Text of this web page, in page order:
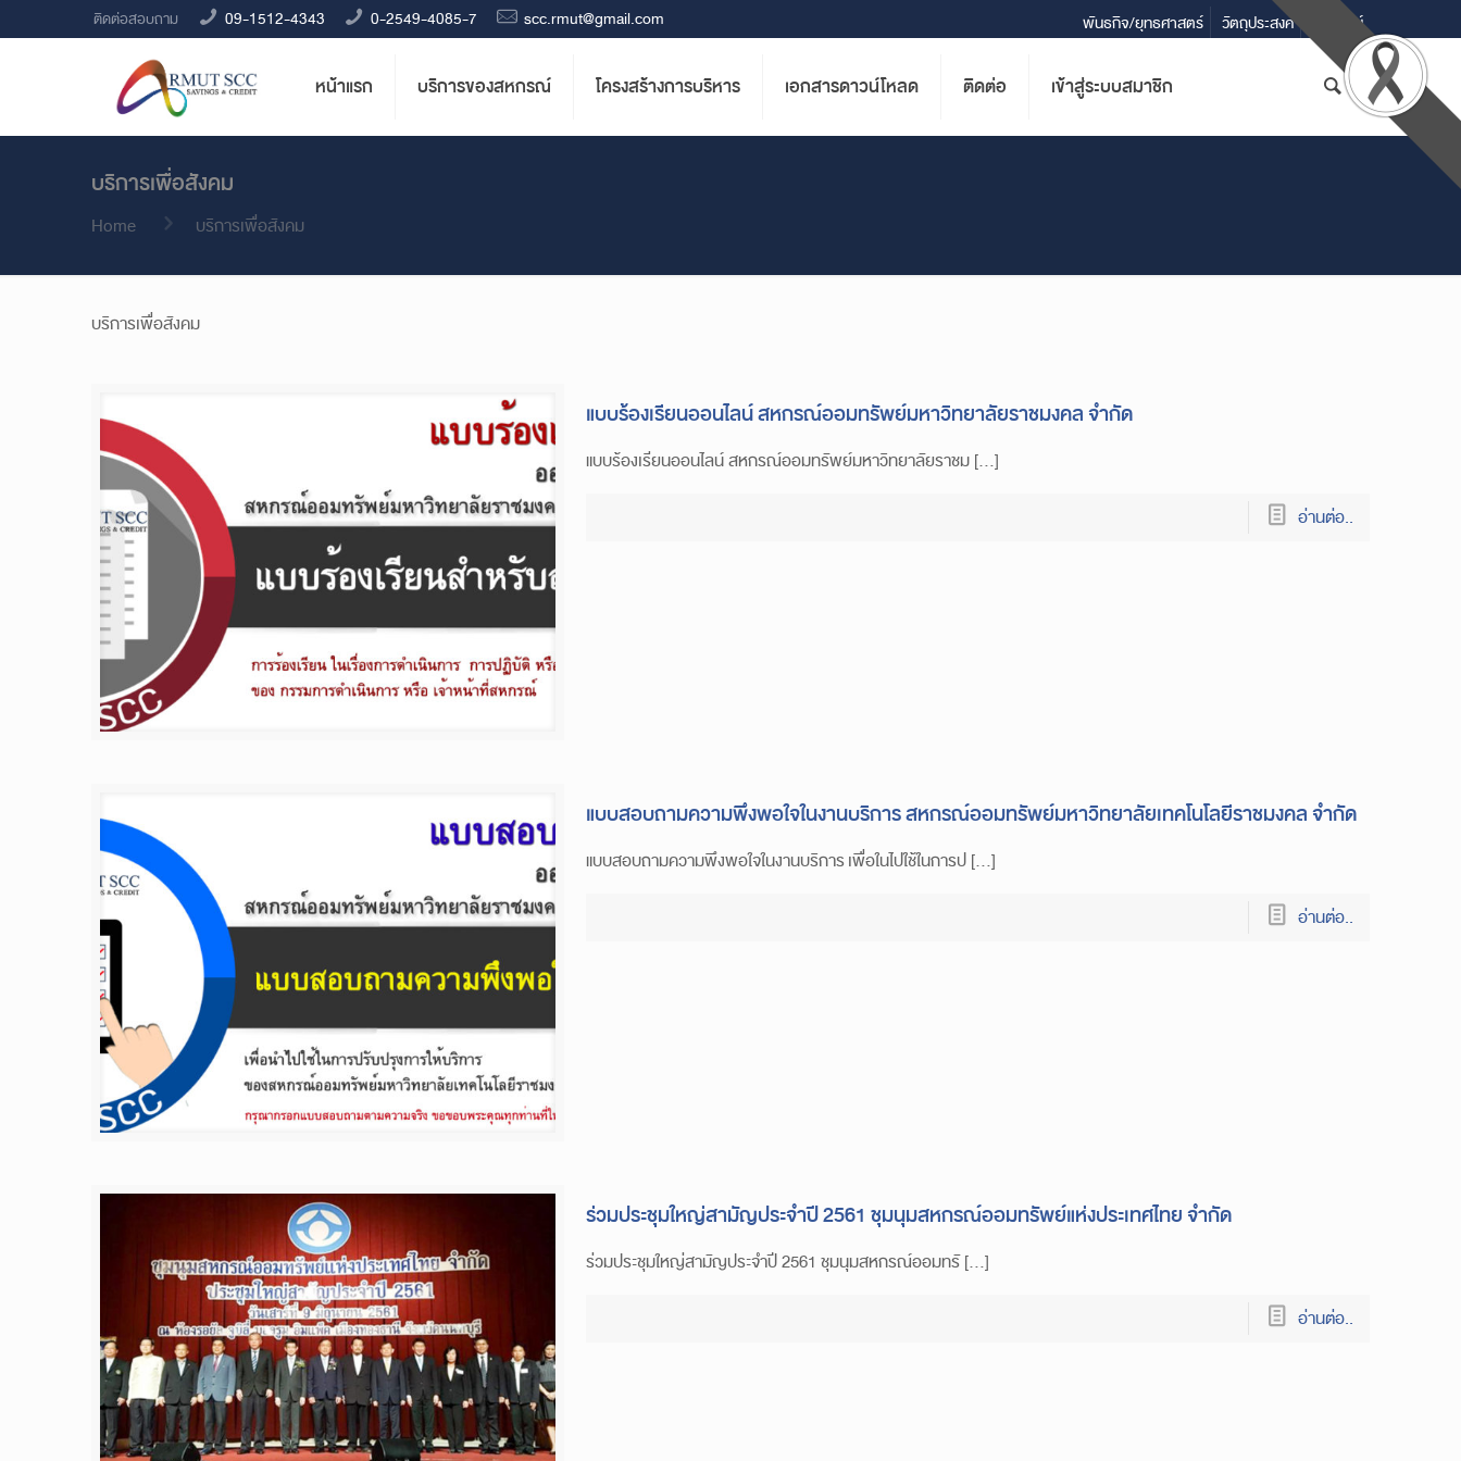
ติดต่อสอบถาม 09-1512-4343 0-2549-4085-7 scc.rmut@gmail.com พันธกิจ/ยุทธศาสตร์ วัตถุประสงค์ วิสัยทัศน์
หน้าแรก บริการของสหกรณ์ โครงสร้างการบริหาร เอกสารดาวน์โหลด ติดต่อ เข้าสู่ระบบสมาชิก
บริการเพื่อสังคม
Home บริการเพื่อสังคม
บริการเพื่อสังคม
แบบร้องเรียนออนไลน์ สหกรณ์ออมทรัพย์มหาวิทยาลัยราชมงคล จำกัด
แบบร้องเรียนออนไลน์ สหกรณ์ออมทรัพย์มหาวิทยาลัยราชม […]
อ่านต่อ..
แบบสอบถามความพึงพอใจในงานบริการ สหกรณ์ออมทรัพย์มหาวิทยาลัยเทคโนโลยีราชมงคล จำกัด
แบบสอบถามความพึงพอใจในงานบริการ เพื่อในไปใช้ในการป […]
อ่านต่อ..
ร่วมประชุมใหญ่สามัญประจำปี 2561 ชุมนุมสหกรณ์ออมทรัพย์แห่งประเทศไทย จำกัด
ร่วมประชุมใหญ่สามัญประจำปี 2561 ชุมนุมสหกรณ์ออมทรั […]
อ่านต่อ..